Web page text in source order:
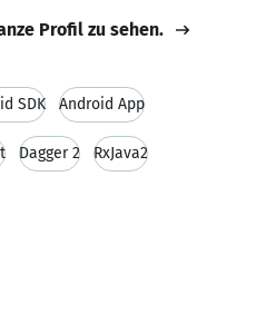
Profil zu sehen.
SDK Android App
Dagger 2 RxJava2